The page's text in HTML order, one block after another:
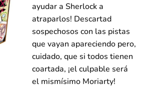
ayudar a Sherlock a
atraparlos! Descartad
sospechosos con las pistas
que vayan apareciendo pero,
cuidado, que si todos tienen
coartada, ¡el culpable será
el mismísimo Moriarty!